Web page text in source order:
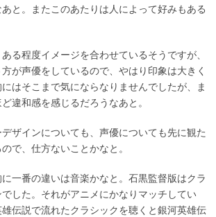
と。またこのあたりは人によって好みもある
る程度イメージを合わせているそうですが、
が声優をしているので、やはり印象は大きく
はそこまで気にならなりませんでしたが、ま
違和感を感じるだろうなあと。
ザインについても、声優についても先に観た
で、仕方ないことかなと。
一番の違いは音楽かなと。石黒監督版はクラ
した。それがアニメにかなりマッチしてい
伝説で流れたクラシックを聴くと銀河英雄伝